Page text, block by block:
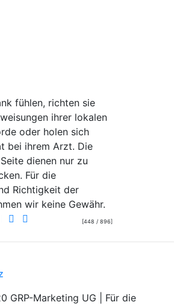
fühlen, richten sie
ihrer lokalen
oder holen sich
bei ihrem Arzt. Die
dienen nur zu
Für die
Richtigkeit der
wir keine Gewähr.
[448 / 896]
GRP-Marketing UG | Für die